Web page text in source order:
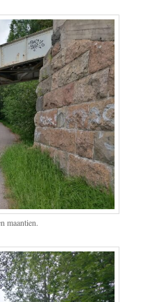
maantien.